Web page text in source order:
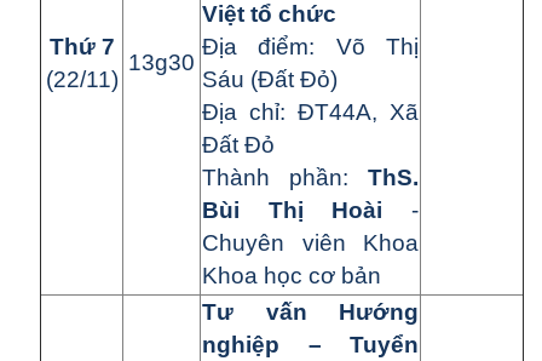
Thứ 7
(22/11)
13g30
Việt tổ chức
Địa điểm: Võ Thị
Sáu (Đất Đỏ)
Địa chỉ: ĐT44A, Xã
Đất Đỏ
Thành phần: ThS.
Bùi Thị Hoài -
Chuyên viên Khoa
Khoa học cơ bản
Tư vấn Hướng
nghiệp – Tuyển